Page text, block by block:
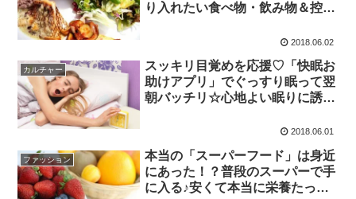
り入れたい食べ物・飲み物＆控え
2018.06.02
カルチャー
スッキリ目覚めを応援♡「快眠お
助けアプリ」でぐっすり眠って翌
朝バッチリ☆心地よい眠りに誘っ
2018.06.01
ファッション
本当の「スーパーフード」は身近
にあった！？普段のスーパーで手
に入る♪安くて本当に栄養たっぷ